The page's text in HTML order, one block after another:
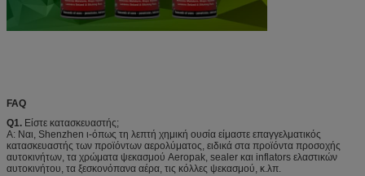
FAQ
Q1. Είστε κατασκευαστής;
Α: Ναι, Shenzhen ι-όπως τη λεπτή χημική ουσία είμαστε επαγγελματικός
κατασκευαστής των προϊόντων αερολύματος, ειδικά στα προϊόντα προσοχής
αυτοκινήτων, τα χρώματα ψεκασμού Aeropak, sealer και inflators ελαστικών
αυτοκινήτου, τα ξεσκονόπανα αέρα, τις κόλλες ψεκασμού, κ.λπ.